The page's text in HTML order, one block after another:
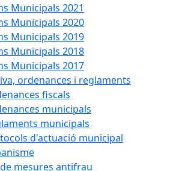
Municipals 2021
Municipals 2020
Municipals 2019
Municipals 2018
Municipals 2017
ordenances i reglaments
fiscals
municipals
municipals
d'actuació municipal
mesures antifrau